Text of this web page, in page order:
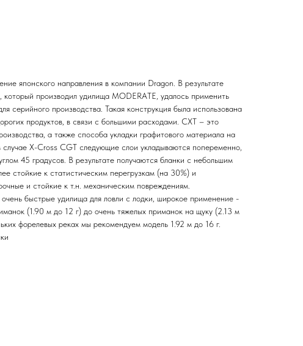
японского направления в компании Dragon. В результате
который производил удилища MODERATE, удалось применить
серийного производства. Такая конструкция была использована
продуктов, в связи с большими расходами. CXT – это
а также способа укладки графитового материала на
случае X-Cross CGT следующие слои укладываются попеременно,
45 градусов. В результате получаются бланки с небольшим
стойкие к статистическим перегрузкам (на 30%) и
и стойкие к т.н. механическим повреждениям.
быстрые удилища для ловли с лодки, широкое применение -
(1.90 м до 12 г) до очень тяжелых приманок на щуку (2.13 м
форелевых реках мы рекомендуем модель 1.92 м до 16 г.